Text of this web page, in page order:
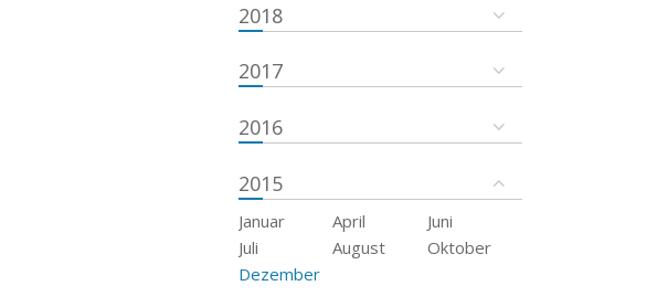
2018
2017
2016
2015
Januar April
Juni
Juli
August
Oktober
Dezember